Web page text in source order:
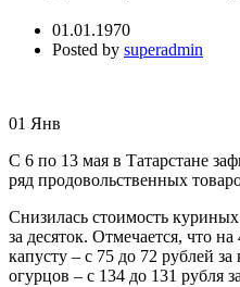
01.01.1970
Posted by superadmin
01 Янв
С 6 по 13 мая в Татарстане
ряд продовольственных
Снизилась стоимость
за десяток. Отмечается, что
капусту – с 75 до 72 рублей
огурцов – с 134 до 131 рубля